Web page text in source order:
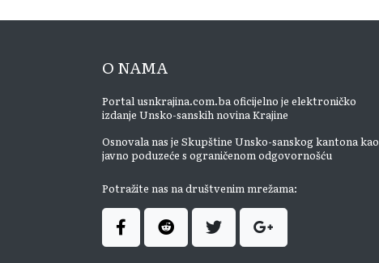
O NAMA
Portal usnkrajina.com.ba oficijelno je elektroničko
izdanje Unsko-sanskih novina Krajine
Osnovala nas je Skupštine Unsko-sanskog kantona kao
javno poduzeće s ograničenom odgovornošću
Potražite nas na društvenim mrežama: